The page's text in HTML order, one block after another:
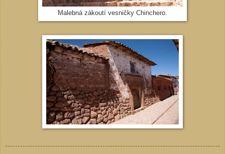
Malebná zákoutí vesničky Chinchero.